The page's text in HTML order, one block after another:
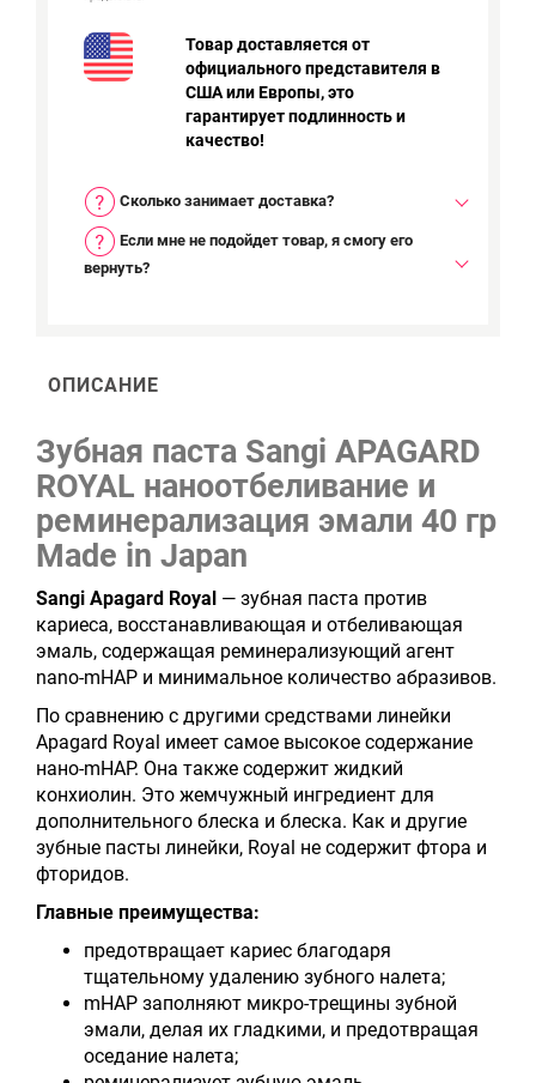
Товар доставляется от
официального представителя в
США или Европы, это
гарантирует подлинность и
качество!
Сколько занимает доставка?
Если мне не подойдет товар, я смогу его
вернуть?
ОПИСАНИЕ
Зубная паста Sangi APAGARD
ROYAL наноотбеливание и
реминерализация эмали 40 гр
Made in Japan
Sangi Apagard Royal — зубная паста против
кариеса, восстанавливающая и отбеливающая
эмаль, содержащая реминерализующий агент
nano-mHAP и минимальное количество абразивов.
По сравнению с другими средствами линейки
Apagard Royal имеет самое высокое содержание
нано-mHAP. Она также содержит жидкий
конхиолин. Это жемчужный ингредиент для
дополнительного блеска и блеска. Как и другие
зубные пасты линейки, Royal не содержит фтора и
фторидов.
Главные преимущества:
предотвращает кариес благодаря
тщательному удалению зубного налета;
mHAP заполняют микро-трещины зубной
эмали, делая их гладкими, и предотвращая
оседание налета;